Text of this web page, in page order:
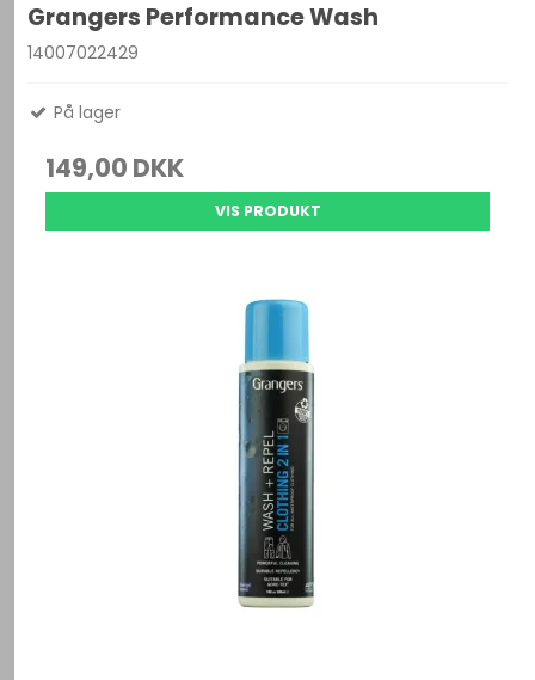
Grangers Performance Wash
14007022429
På lager
149,00 DKK
VIS PRODUKT